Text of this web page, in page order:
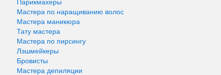
Парикмахеры
Мастера по наращиванию волос
Мастера маникюра
Тату мастера
Мастера по пирсингу
Лэшмейкеры
Бровисты
Мастера депиляции